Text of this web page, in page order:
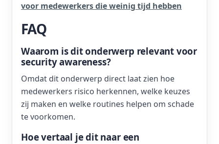
voor medewerkers die weinig tijd hebben
FAQ
Waarom is dit onderwerp relevant voor
security awareness?
Omdat dit onderwerp direct laat zien hoe
medewerkers risico herkennen, welke keuzes
zij maken en welke routines helpen om schade
te voorkomen.
Hoe vertaal je dit naar een